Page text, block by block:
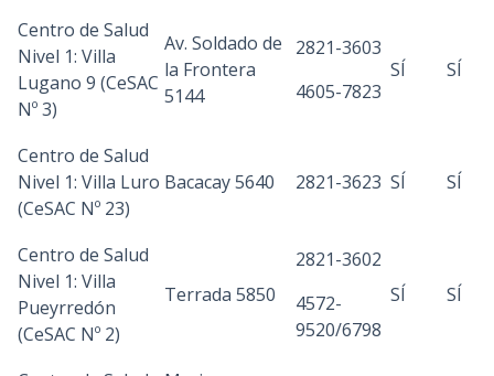
Centro de Salud
Nivel 1: Villa
Lugano 9 (CeSAC
Nº 3)
Av. Soldado de
la Frontera
5144
2821-3603
4605-7823
SÍ SÍ
Centro de Salud
Nivel 1: Villa Luro
(CeSAC Nº 23)
Bacacay 5640 2821-3623 SÍ SÍ
Centro de Salud
Nivel 1: Villa
Pueyrredón
(CeSAC Nº 2)
Terrada 5850
2821-3602
4572-
9520/6798
SÍ SÍ